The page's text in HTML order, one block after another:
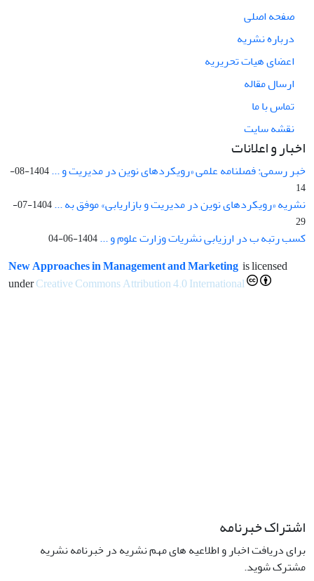
صفحه اصلی
درباره نشریه
اعضای هیات تحریریه
ارسال مقاله
تماس با ما
نقشه سایت
اخبار و اعلانات
خبر رسمی: فصلنامه علمی «رویکردهای نوین در مدیریت و ...
1404-08-
14
نشریه «رویکردهای نوین در مدیریت و بازاریابی» موفق به ...
1404-07-
29
کسب رتبه ب در ارزیابی نشریات وزارت علوم و ...1404-06-04
New Approaches in Management and Marketing is licensed
underCreative Commons Attribution 4.0 International
اشتراک خبرنامه
برای دریافت اخبار و اطلاعیه های مهم نشریه در خبرنامه نشریه
مشترک شوید.